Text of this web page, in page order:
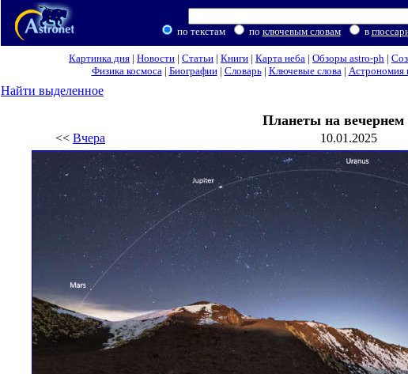
по текстам по ключевым словам в
Картинка дня | Новости | Статьи | Книги | Карта неба | Обзоры astro-ph |
Физика космоса| Биографии| Словарь| Ключевые слова| Астрономия
Найти выделенное
Планеты на вечернем
<< Вчера 10.01.2025